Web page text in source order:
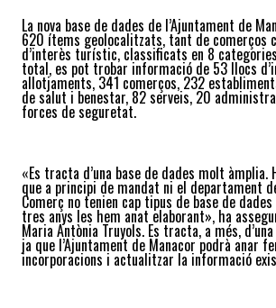
La nova base de dades de l’Ajuntament de
620 ítems geolocalitzats, tant de comerços
d’interès turístic, classificats en 8
total, es pot trobar informació de 53 llocs
allotjaments, 341 comerços, 232
de salut i benestar, 82 serveis, 20
forces de seguretat.
«Es tracta d’una base de dades molt àmplia.
que a principi de mandat ni el departament
Comerç no tenien cap tipus de base de
tres anys les hem anat elaborant», ha
Maria Antònia Truyols. Es tracta, a més,
ja que l’Ajuntament de Manacor podrà anar
incorporacions i actualitzar la informació